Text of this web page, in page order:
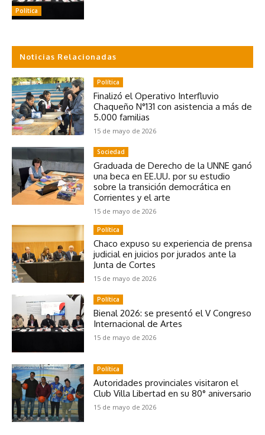
Política
Noticias Relacionadas
Política
Finalizó el Operativo Interfluvio
Chaqueño N°131 con asistencia a más de
5.000 familias
15 de mayo de 2026
Sociedad
Graduada de Derecho de la UNNE ganó
una beca en EE.UU. por su estudio
sobre la transición democrática en
Corrientes y el arte
15 de mayo de 2026
Política
Chaco expuso su experiencia de prensa
judicial en juicios por jurados ante la
Junta de Cortes
15 de mayo de 2026
Política
Bienal 2026: se presentó el V Congreso
Internacional de Artes
15 de mayo de 2026
Política
Autoridades provinciales visitaron el
Club Villa Libertad en su 80° aniversario
15 de mayo de 2026